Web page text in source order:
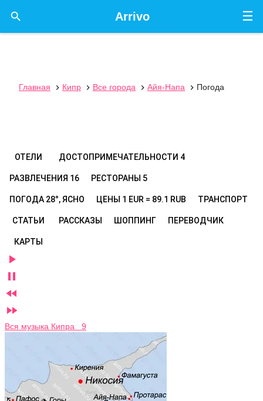
☰
Arrivo

Главная  Кипр  Все города  Айя-Напа  Погода
ОТЕЛИ ДОСТОПРИМЕЧАТЕЛЬНОСТИ 4
РАЗВЛЕЧЕНИЯ 16 РЕСТОРАНЫ 5
ПОГОДА 28°, ЯСНО ЦЕНЫ 1 EUR = 89.1 RUB ТРАНСПОРТ
СТАТЬИ РАССКАЗЫ ШОППИНГ ПЕРЕВОДЧИК
КАРТЫ




Вся музыка Кипра 9